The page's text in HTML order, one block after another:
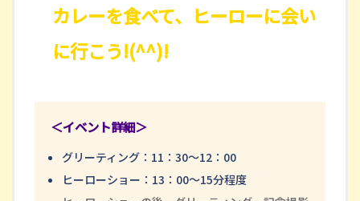
カレーを食べて、ヒーローに会い
に行こう!(^^)!
＜イベント詳細＞
グリーティング：11：30～12：00
ヒーローショー：13：00～15分程度